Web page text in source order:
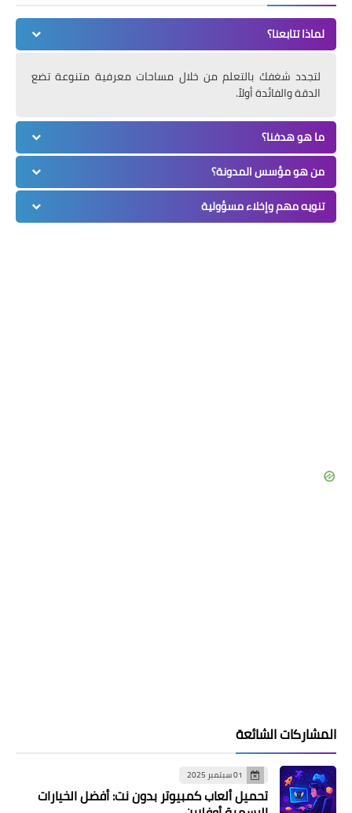
لماذا تتابعنا؟
لتجدد شغفك بالتعلم من خلال مساحات معرفية متنوعة تضع
الدقة والفائدة أولاً.
ما هو هدفنا؟
من هو مؤسس المدونة؟
تنويه مهم وإخلاء مسؤولية
المشاركات الشائعة
01 سبتمبر 2025
تحميل ألعاب كمبيوتر بدون نت: أفضل الخيارات